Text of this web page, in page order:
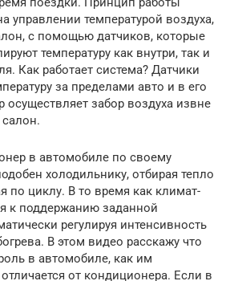
управлении температурой воздуха,
с помощью датчиков, которые
температуру как внутри, так и
Как работает система? Датчики
за пределами авто и в его
осуществляет забор воздуха извне
салон.
в автомобиле по своему
холодильнику, отбирая тепло
по циклу. В то время как климат-
к поддержанию заданной
регулируя интенсивность
В этом видео расскажу что
в автомобиле, как им
от кондиционера. Если в